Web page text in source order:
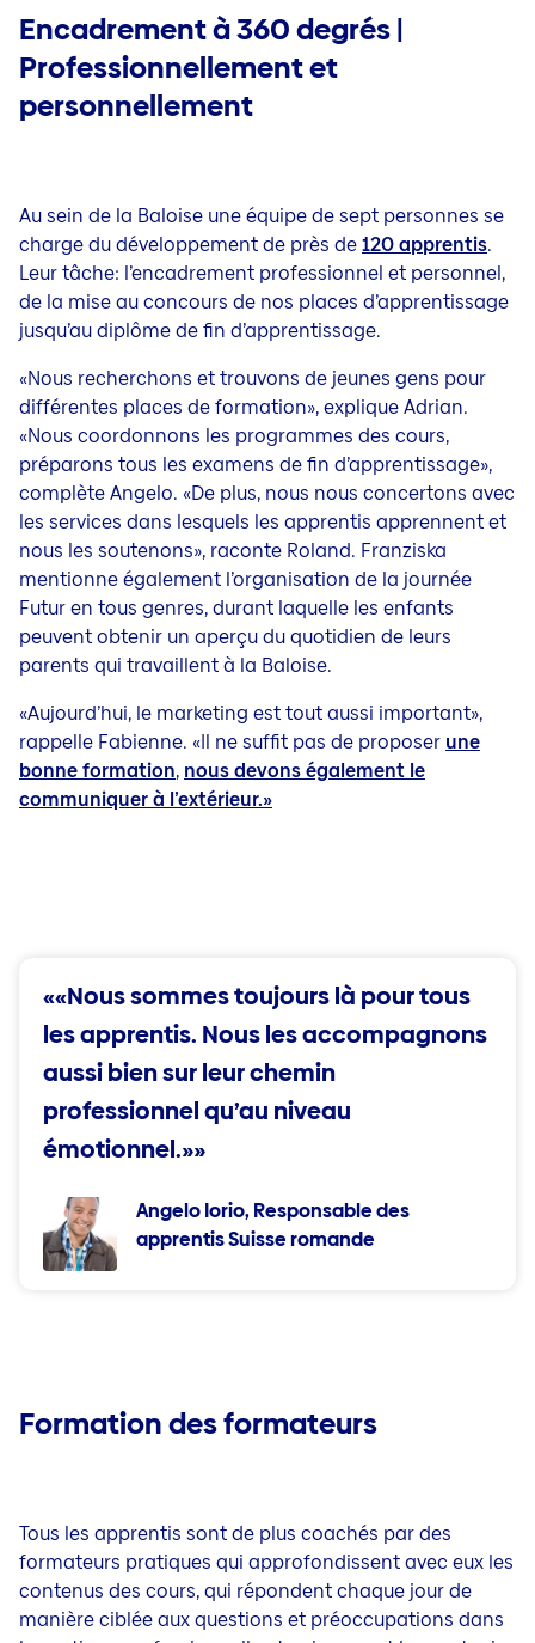
Encadrement à 360 degrés |
Professionnellement et
personnellement
Au sein de la Baloise une équipe de sept personnes se
charge du développement de près de120 apprentis.
Leur tâche: l’encadrement professionnel et personnel,
de la mise au concours de nos places d’apprentissage
jusqu’au diplôme de fin d’apprentissage.
«Nous recherchons et trouvons de jeunes gens pour
différentes places de formation», explique Adrian.
«Nous coordonnons les programmes des cours,
préparons tous les examens de fin d’apprentissage»,
complète Angelo. «De plus, nous nous concertons avec
les services dans lesquels les apprentis apprennent et
nous les soutenons», raconte Roland. Franziska
mentionne également l’organisation de la journée
Futur en tous genres, durant laquelle les enfants
peuvent obtenir un aperçu du quotidien de leurs
parents qui travaillent à la Baloise.
«Aujourd’hui, le marketing est tout aussi important»,
rappelle Fabienne. «Il ne suffit pas de proposer une
bonne formation, nous devons également le
communiquer à l’extérieur.»
««Nous sommes toujours là pour tous
les apprentis. Nous les accompagnons
aussi bien sur leur chemin
professionnel qu’au niveau
émotionnel.»»
Angelo Iorio, Responsable des
apprentis Suisse romande
Formation des formateurs
Tous les apprentis sont de plus coachés par des
formateurs pratiques qui approfondissent avec eux les
contenus des cours, qui répondent chaque jour de
manière ciblée aux questions et préoccupations dans